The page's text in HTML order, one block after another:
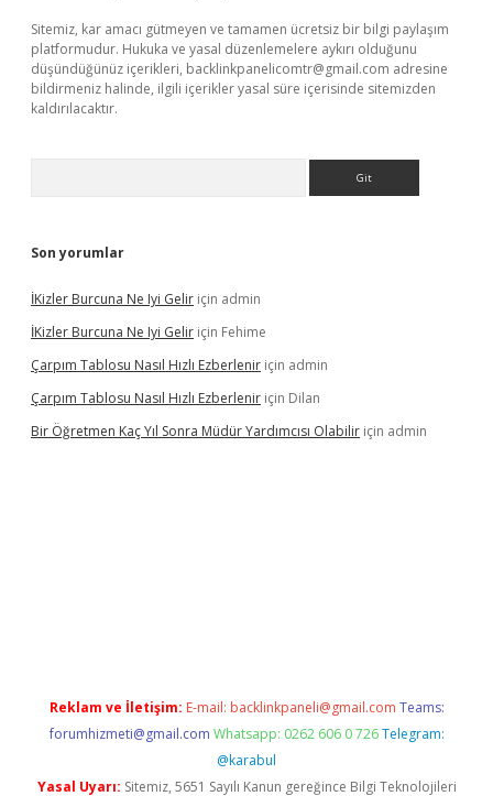
Sitemiz, kar amacı gütmeyen ve tamamen ücretsiz bir bilgi paylaşım
platformudur. Hukuka ve yasal düzenlemelere aykırı olduğunu
düşündüğünüz içerikleri, backlinkpanelicomtr@gmail.com adresine
bildirmeniz halinde, ilgili içerikler yasal süre içerisinde sitemizden
kaldırılacaktır.
Son yorumlar
İKizler Burcuna Ne Iyi Gelir için admin
İKizler Burcuna Ne Iyi Gelir için Fehime
Çarpım Tablosu Nasıl Hızlı Ezberlenir için admin
Çarpım Tablosu Nasıl Hızlı Ezberlenir için Dilan
Bir Öğretmen Kaç Yıl Sonra Müdür Yardımcısı Olabilir için admin
Reklam ve İletişim: E-mail: backlinkpaneli@gmail.com Teams:
forumhizmeti@gmail.com Whatsapp: 0262 606 0 726 Telegram:
@karabul
Yasal Uyarı: Sitemiz, 5651 Sayılı Kanun gereğince Bilgi Teknolojileri